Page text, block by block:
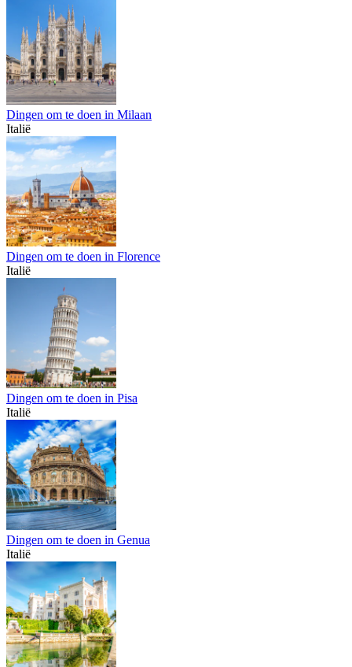
Dingen om te doen in Milaan
Italië
Dingen om te doen in Florence
Italië
Dingen om te doen in Pisa
Italië
Dingen om te doen in Genua
Italië